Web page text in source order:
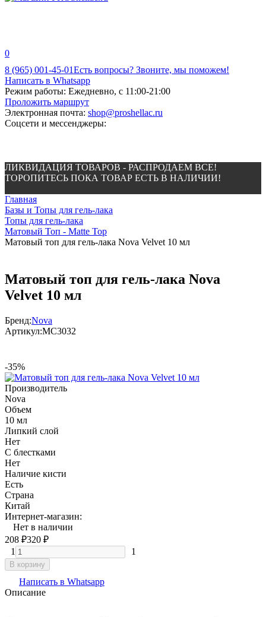
0
8 (965) 001-45-01Есть вопросы? Звоните, мы поможем!
Написать в Whatsapp
Режим работы: Ежедневно, с 11:00-21:00
Проложить маршрут
Электронная почта: shop@proshellac.ru
Соцсети и мессенджеры:
ЛИКВИДАЦИЯ ТОВАРОВ - РАСПРОДАЕМ ВСЕ!
ТОРОПИТЕСЬ ПОКА ТОВАР ЕСТЬ В НАЛИЧИИ!
Главная
Базы и Топы для гель-лака
Топы для гель-лака
Матовый Топ - Matte Top
Матовый топ для гель-лака Nova Velvet 10 мл
Матовый топ для гель-лака Nova
Velvet 10 мл
Бренд:Nova
Артикул:МС3032
-35%
Производитель
Nova
Объем
10 мл
Липкий слой
Нет
С блестками
Нет
Наличие кисти
Есть
Страна
Китай
Интернет-магазин:
Нет в наличии
208 ₽320 ₽
1
1
В корзину
Написать в Whatsapp
Описание